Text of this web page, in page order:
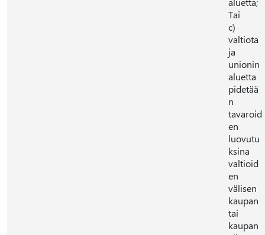
Tai
c)
valtiota
ja
unionin
aluetta
pidetää
n
tavaroid
en
luovutu
ksina
valtioid
en
välisen
kaupan
tai
kaupan